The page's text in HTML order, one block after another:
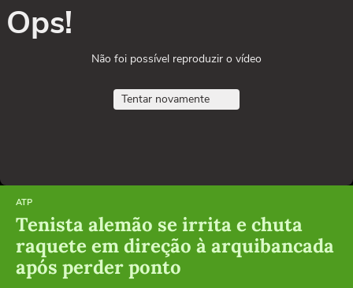
Ops!
Não foi possível reproduzir o vídeo
Tentar novamente
ATP
Tenista alemão se irrita e chuta
raquete em direção à arquibancada
após perder ponto